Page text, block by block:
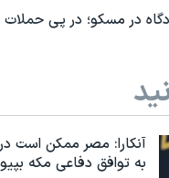
در مسکو؛ در پی حملات
آنکارا: مصر ممکن است
به توافق دفاعی مکه